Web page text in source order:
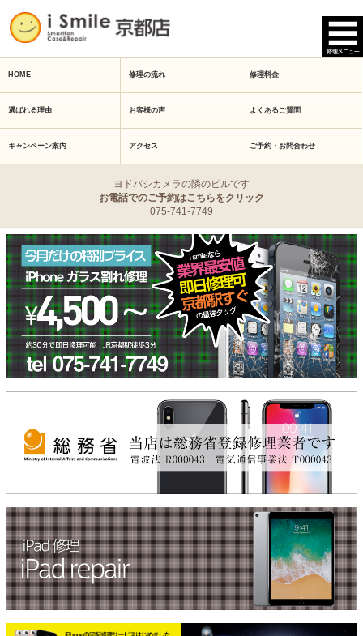
HOME 修理の流れ 修理料金
選ばれる理由 お客様の声 よくあるご質問
キャンペーン案内 アクセス ご予約・お問合わせ
ヨドバシカメラの隣のビルです
お電話でのご予約はこちらをクリック
075-741-7749